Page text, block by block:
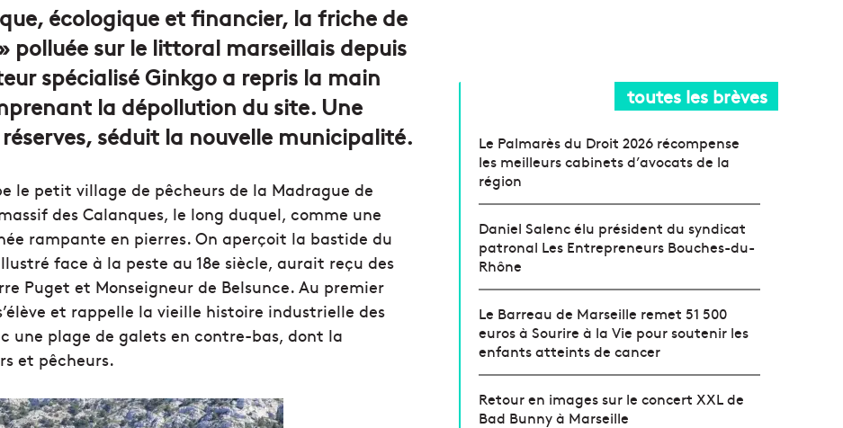
écologique et financier, la friche de
polluée sur le littoral marseillais depuis
spécialisé Ginkgo a repris la main
la dépollution du site. Une
séduit la nouvelle municipalité.
le petit village de pêcheurs de la Madrague de
des Calanques, le long duquel, comme une
rampante en pierres. On aperçoit la bastide du
face à la peste au 18e siècle, aurait reçu des
Puget et Monseigneur de Belsunce. Au premier
et rappelle la vieille histoire industrielle des
une plage de galets en contre-bas, dont la
et pêcheurs.
toutes les brèves
Le Palmarès du Droit 2026 récompense
les meilleurs cabinets d’avocats de la
région
Daniel Salenc élu président du syndicat
patronal Les Entrepreneurs Bouches-du-
Rhône
Le Barreau de Marseille remet 51 500
euros à Sourire à la Vie pour soutenir les
enfants atteints de cancer
Retour en images sur le concert XXL de
Bad Bunny à Marseille